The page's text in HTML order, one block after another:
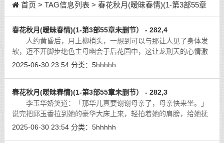
首页 > TAG信息列表 > 春花秋月(暧昧春情)(1-第3部55章
春花秋月(暧昧春情)(1-第3部55章未删节） - 282,4
人约黄昏后，月上柳梢头，一想到可以与那让人见了身体发
软，迈不开脚步绝色主母幽会于后花园中，这让龙刑天的心情激
动万分。月色皎洁如水，如水银直泄大地，百花盛开的后花园中
2025-06-30 23:54 分类： 5hhhhh
春花秋月(暧昧春情)(1-第3部55章未删节） - 282,3
李玉华娇笑道：「那华儿真要谢谢母亲了，母亲快来坐。」
说完把邱玉香拉到她的豪华大床上来，轻拍着她的肩膀，给她抚
慰。那丰腴的美妇人此时就坐在前面，丰盈的雪肌晶莹如玉，一
2025-06-30 23:54 分类： 5hhhhh